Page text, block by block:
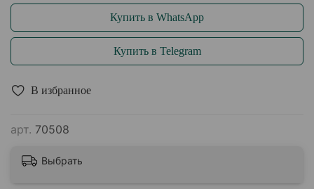
В избранное
арт. 70508
Купить в WhatsApp
Купить в Telegram
Выбрать